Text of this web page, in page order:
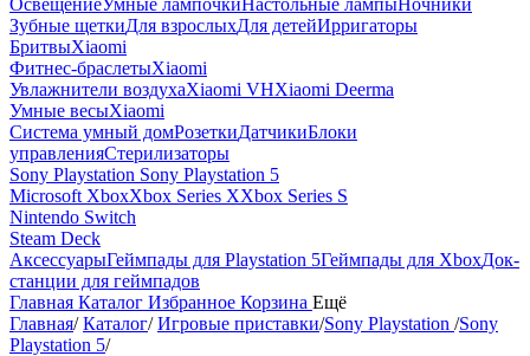
ОсвещениеУмные лампочкиНастольные лампыНочники
Зубные щеткиДля взрослыхДля детейИрригаторы
БритвыXiaomi
Фитнес-браслетыXiaomi
Увлажнители воздухаXiaomi VHXiaomi Deerma
Умные весыXiaomi
Система умный домРозеткиДатчикиБлоки
управленияСтерилизаторы
Sony Playstation Sony Playstation 5
Microsoft XboxXbox Series XXbox Series S
Nintendo Switch
Steam Deck
АксессуарыГеймпады для Playstation 5Геймпады для XboxДок-
станции для геймпадов
Главная Каталог Избранное Корзина Ещё
Главная/ Каталог/ Игровые приставки/Sony Playstation /Sony
Playstation 5/